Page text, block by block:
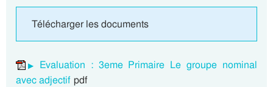
Télécharger les documents
Evaluation : 3eme Primaire Le groupe nominal
avec adjectif pdf